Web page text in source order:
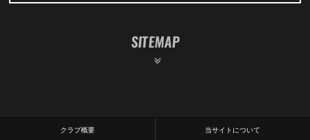
SITEMAP
クラブ概要 当サイトについて